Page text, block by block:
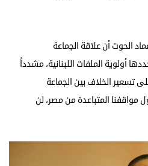
الحوت أن علاقة الجماعة
أولوية الملفات اللبنانية، مشدداً
تسعير الخلاف بين الجماعة
مواقفنا المتباعدة من مصر، لن